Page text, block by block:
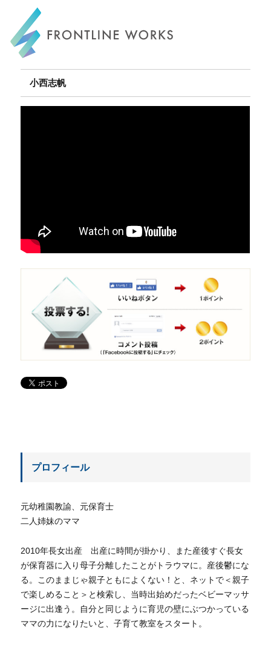
FRONTLINE WORKS
小西志帆
プロフィール
元幼稚園教諭、元保育士
二人姉妹のママ
2010年長女出産 出産に時間が掛かり、また産後すぐ長女
が保育器に入り母子分離したことがトラウマに。産後鬱にな
る。このままじゃ親子ともによくない！と、ネットで＜親子
で楽しめること＞と検索し、当時出始めだったベビーマッサ
ージに出逢う。自分と同じように育児の壁にぶつかっている
ママの力になりたいと、子育て教室をスタート。